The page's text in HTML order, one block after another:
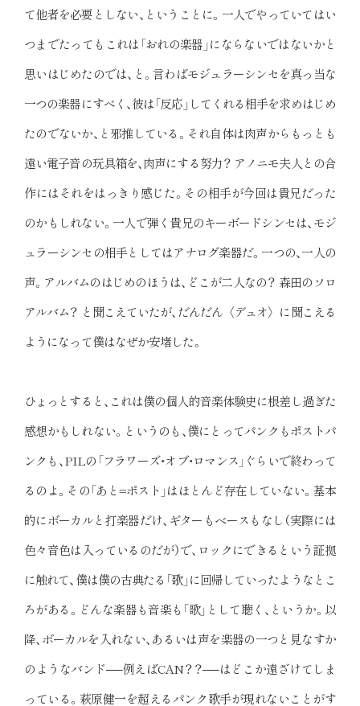
て他者を必要としない、ということに。一人でやっていてはい
つまでたってもこれは「おれの楽器」にならないではないかと
思いはじめたのでは、と。言わばモジュラーシンセを真っ当な
一つの楽器にすべく、彼は「反応」してくれる相手を求めはじめ
たのでないか、と邪推している。それ自体は肉声からもっとも
遠い電子音の玩具箱を、肉声にする努力？ アノニモ夫人との合
作にはそれをはっきり感じた。その相手が今回は貴兄だった
のかもしれない。一人で弾く貴兄のキーボードシンセは、モジ
ュラーシンセの相手としてはアナログ楽器だ。一つの、一人の
声。アルバムのはじめのほうは、どこが二人なの？ 森田のソロ
アルバム？ と聞こえていたが、だんだん〈デュオ〉に聞こえる
ようになって僕はなぜか安堵した。
ひょっとすると、これは僕の個人的音楽体験史に根差し過ぎた
感想かもしれない。というのも、僕にとってパンクもポストパ
ンクも、PILの「フラワーズ・オブ・ロマンス」ぐらいで終わって
るのよ。その「あと=ポスト」はほとんど存在していない。基本
的にボーカルと打楽器だけ、ギターもベースもなし（実際には
色々音色は入っているのだが）で、ロックにできるという証拠
に触れて、僕は僕の古典たる「歌」に回帰していったようなとこ
ろがある。どんな楽器も音楽も「歌」として聴く、というか。以
降、ボーカルを入れない、あるいは声を楽器の一つと見なすか
のようなバンド──例えばCAN？？──はどこか遠ざけてしま
っている。萩原健一を超えるパンク歌手が現れないことがす